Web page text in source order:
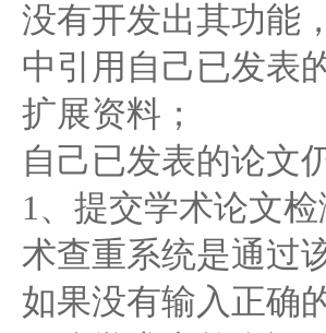
没有开发出其功能
中引用自己已发表
扩展资料；
自己已发表的论文
1、提交学术论文
术查重系统是通过
如果没有输入正确